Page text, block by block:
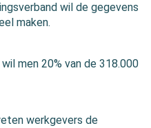
wil de gegevens
maken.
men 20% van de 318.000
werkgevers de